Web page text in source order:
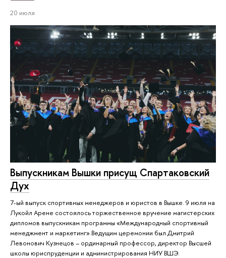
20 июля
Выпускникам Вышки присущ Спартаковский
Дух
7-ый выпуск спортивных менеджеров и юристов в Вышке. 9 июля на
Лукойл Арене состоялось торжественное вручение магистерских
дипломов выпускникам программы «Международный спортивный
менеджмент и маркетинг».Ведущим церемонии был Дмитрий
Левонович Кузнецов – ординарный профессор, директор Высшей
школы юриспруденции и администрирования НИУ ВШЭ.